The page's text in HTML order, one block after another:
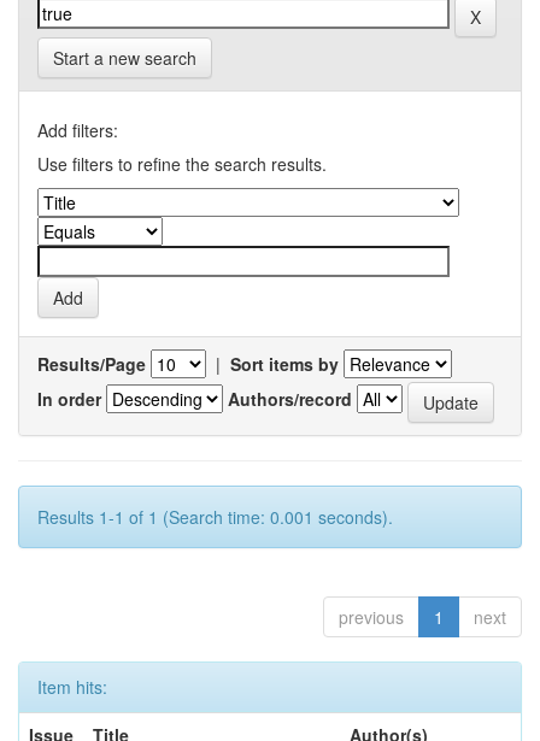
Start a new search
Add filters:
Use filters to refine the search results.
Results/Page | Sort items by
In order
Authors/record
Results 1-1 of 1 (Search time: 0.001 seconds).
previous 1 next
Item hits:
Issue
Title Author(s)